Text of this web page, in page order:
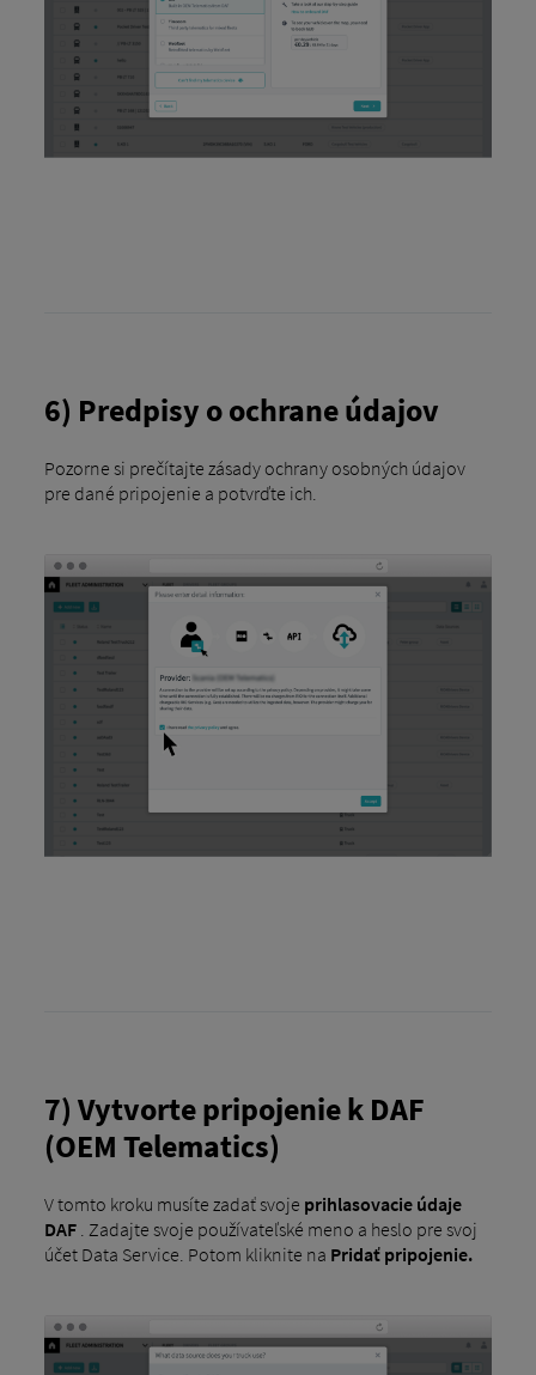
6) Predpisy o ochrane údajov
Pozorne si prečítajte zásady ochrany osobných údajov
pre dané pripojenie a potvrďte ich.
7) Vytvorte pripojenie k DAF
(OEM Telematics)
V tomto kroku musíte zadať svoje prihlasovacie údaje
DAF. Zadajte svoje používateľské meno a heslo pre svoj
účet Data Service. Potom kliknite na Pridať pripojenie.